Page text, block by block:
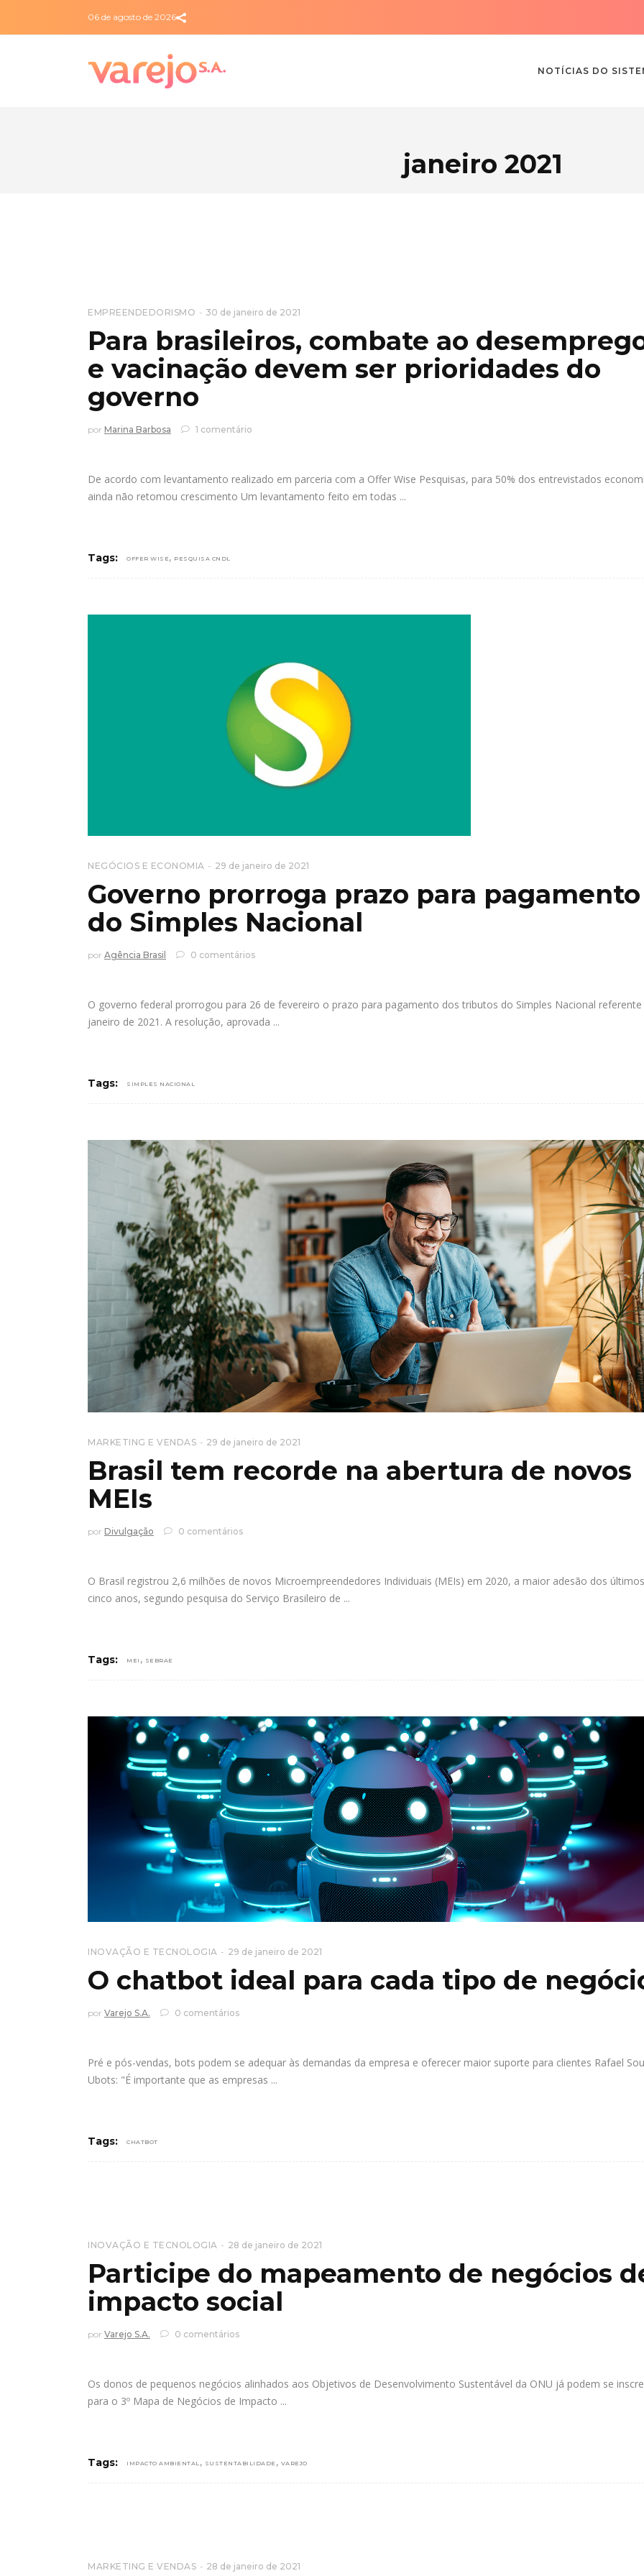
06 de agosto de 2026
NOTÍCIAS DO
janeiro 2021
EMPREENDEDORISMO 30 de janeiro de 2021
Para brasileiros, combate ao
e vacinação devem ser prioridades do
governo
por Marina Barbosa 1 comentário
De acordo com levantamento realizado em parceria com a Offer Wise Pesquisas, para 50% dos entrevistados
ainda não retomou crescimento Um levantamento feito em todas
Tags: OFFER WISE , PESQUISA CNDL
NEGÓCIOS E ECONOMIA 29 de janeiro de 2021
Governo prorroga prazo para pagamento
do Simples Nacional
por Agência Brasil 0 comentários
O governo federal prorrogou para 26 de fevereiro o prazo para pagamento dos tributos do Simples Nacional referente
janeiro de 2021. A resolução, aprovada
Tags: SIMPLES NACIONAL
MARKETING E VENDAS 29 de janeiro de 2021
Brasil tem recorde na abertura de novos
MEIs
por Divulgação 0 comentários
O Brasil registrou 2,6 milhões de novos Microempreendedores Individuais (MEIs) em 2020, a maior adesão dos últimos
cinco anos, segundo pesquisa do Serviço Brasileiro de
Tags: MEI , SEBRAE
INOVAÇÃO E TECNOLOGIA 29 de janeiro de 2021
O chatbot ideal para cada tipo de
por Varejo S.A. 0 comentários
Pré e pós-vendas, bots podem se adequar às demandas da empresa e oferecer maior suporte para clientes Rafael
Ubots: "É importante que as empresas
Tags: CHATBOT
INOVAÇÃO E TECNOLOGIA 28 de janeiro de 2021
Participe do mapeamento de negócios
impacto social
por Varejo S.A. 0 comentários
Os donos de pequenos negócios alinhados aos Objetivos de Desenvolvimento Sustentável da ONU já podem se
para o 3º Mapa de Negócios de Impacto
Tags: IMPACTO AMBIENTAL , SUSTENTABILIDADE , VAREJO
MARKETING E VENDAS 28 de janeiro de 2021